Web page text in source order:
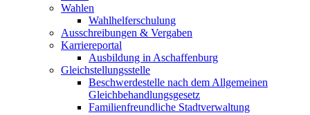
Wahlen
Wahlhelferschulung
Ausschreibungen & Vergaben
Karriereportal
Ausbildung in Aschaffenburg
Gleichstellungsstelle
Beschwerdestelle nach dem Allgemeinen
Gleichbehandlungsgesetz
Familienfreundliche Stadtverwaltung